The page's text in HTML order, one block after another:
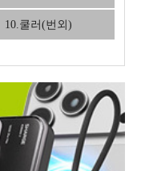
10.쿨러(번외)